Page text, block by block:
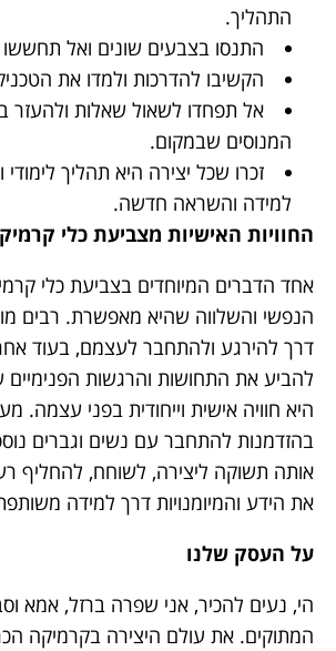
התהליך.
התנסו בצבעים שונים ואל תחששו
הקשיבו להדרכות ולמדו את
אל תפחדו לשאול שאלות ולהעזר
המנוסים שבמקום.
זכרו שכל יצירה היא תהליך לימודי
למידה והשראה חדשה.
החוויות האישיות מצביעת כלי
אחד הדברים המיוחדים בצביעת כלי
הנפשי והשלווה שהיא מאפשרת. רבים
דרך להירגע ולהתחבר לעצמם, בעוד
להביע את התחושות והרגשות
היא חוויה אישית וייחודית בפני עצמה.
בהזדמנות להתחבר עם נשים וגברים
אותה תשוקה ליצירה, לשוחח, להחליף
את הידע והמיומנויות דרך למידה משותפת
על העסק שלנו
הי, נעים להכיר, אני שפרה ברזל, אמא
המתוקים. את עולם היצירה בקרמיקה